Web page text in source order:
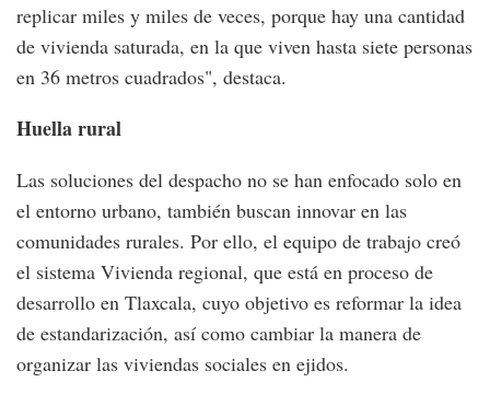
replicar miles y miles de veces, porque hay una cantidad
de vivienda saturada, en la que viven hasta siete personas
en 36 metros cuadrados", destaca.
Huella rural
Las soluciones del despacho no se han enfocado solo en
el entorno urbano, también buscan innovar en las
comunidades rurales. Por ello, el equipo de trabajo creó
el sistema Vivienda regional, que está en proceso de
desarrollo en Tlaxcala, cuyo objetivo es reformar la idea
de estandarización, así como cambiar la manera de
organizar las viviendas sociales en ejidos.